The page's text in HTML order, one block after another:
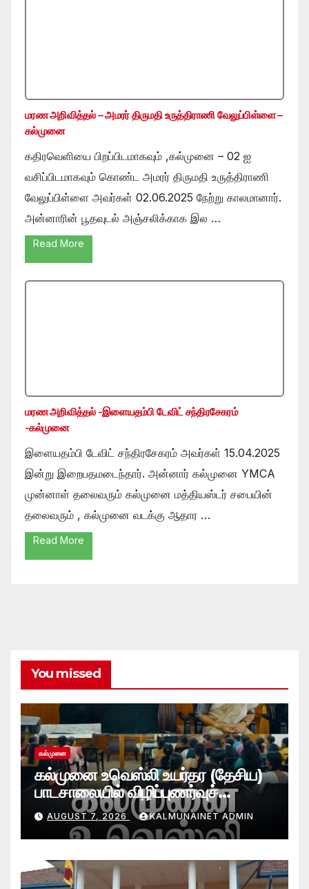
மரண அறிவித்தல் – அமரர் திருமதி உருத்திராணி வேலுப்பிள்ளை –
கல்முனை
கதிரவெளியை பிறப்பிடமாகவும் ,கல்முனை – 02 ஐ
வசிப்பிடமாகவும் கொண்ட அமரர் திருமதி உருத்திராணி
வேலுப்பிள்ளை அவர்கள் 02.06.2025 நேற்று காலமானார்.
அன்னாரின் பூதவுடல் அஞ்சலிக்காக இல …
Read More
மரண அறிவித்தல் -இளையதம்பி டேவிட் சந்திரசேகரம்
-கல்முனை
இளையதம்பி டேவிட் சந்திரசேகரம் அவர்கள் 15.04.2025
இன்று இறைபதமடைந்தார். அன்னார் கல்முனை YMCA
முன்னாள் தலைவரும் கல்முனை மத்தியஸ்டர் சபையின்
தலைவரும் , கல்முனை வடக்கு ஆதார …
Read More
You missed
கல்முனை
கல்முனை உவெஸ்லி உயர்தர (தேசிய)
பாடசாலையில் விழிப்புணர்வுச்
செயலமர்வு
AUGUST 7, 2026 KALMUNAINET ADMIN